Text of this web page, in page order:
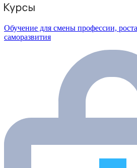
Обучение для смены профессии,
саморазвития